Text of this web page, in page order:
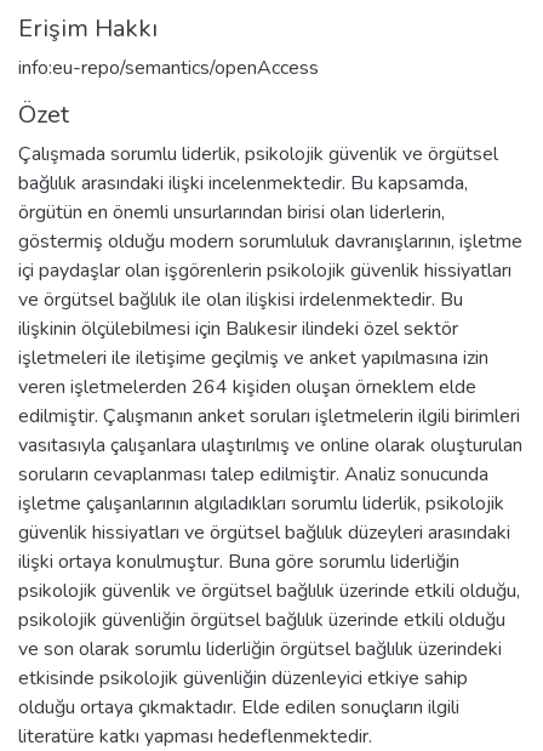
Erişim Hakkı
info:eu-repo/semantics/openAccess
Özet
Çalışmada sorumlu liderlik, psikolojik güvenlik ve örgütsel
bağlılık arasındaki ilişki incelenmektedir. Bu kapsamda,
örgütün en önemli unsurlarından birisi olan liderlerin,
göstermiş olduğu modern sorumluluk davranışlarının, işletme
içi paydaşlar olan işgörenlerin psikolojik güvenlik hissiyatları
ve örgütsel bağlılık ile olan ilişkisi irdelenmektedir. Bu
ilişkinin ölçülebilmesi için Balıkesir ilindeki özel sektör
işletmeleri ile iletişime geçilmiş ve anket yapılmasına izin
veren işletmelerden 264 kişiden oluşan örneklem elde
edilmiştir. Çalışmanın anket soruları işletmelerin ilgili birimleri
vasıtasıyla çalışanlara ulaştırılmış ve online olarak oluşturulan
soruların cevaplanması talep edilmiştir. Analiz sonucunda
işletme çalışanlarının algıladıkları sorumlu liderlik, psikolojik
güvenlik hissiyatları ve örgütsel bağlılık düzeyleri arasındaki
ilişki ortaya konulmuştur. Buna göre sorumlu liderliğin
psikolojik güvenlik ve örgütsel bağlılık üzerinde etkili olduğu,
psikolojik güvenliğin örgütsel bağlılık üzerinde etkili olduğu
ve son olarak sorumlu liderliğin örgütsel bağlılık üzerindeki
etkisinde psikolojik güvenliğin düzenleyici etkiye sahip
olduğu ortaya çıkmaktadır. Elde edilen sonuçların ilgili
literatüre katkı yapması hedeflenmektedir.